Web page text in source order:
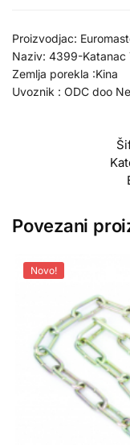
Proizvodjac:
Naziv: 4399-Katanac
Zemlja porekla :Kina
Uvoznik : ODC doo
Povezani
Novo!